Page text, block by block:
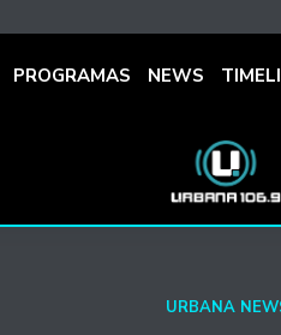
PROGRAMAS NEWS
URBANA